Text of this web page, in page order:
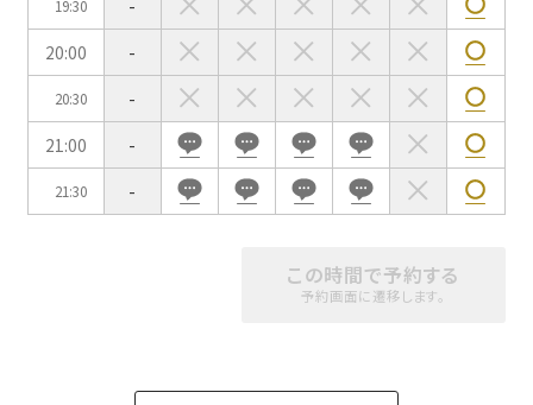
19:30
-
20:00
-
20:30
-
21:00
-
21:30 -
この時間で予約する
予約画面に遷移します。